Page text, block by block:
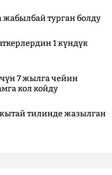
жабылбай турган болду
1 күндүк
7 жылга чейин
кол койду
тилинде жазылган